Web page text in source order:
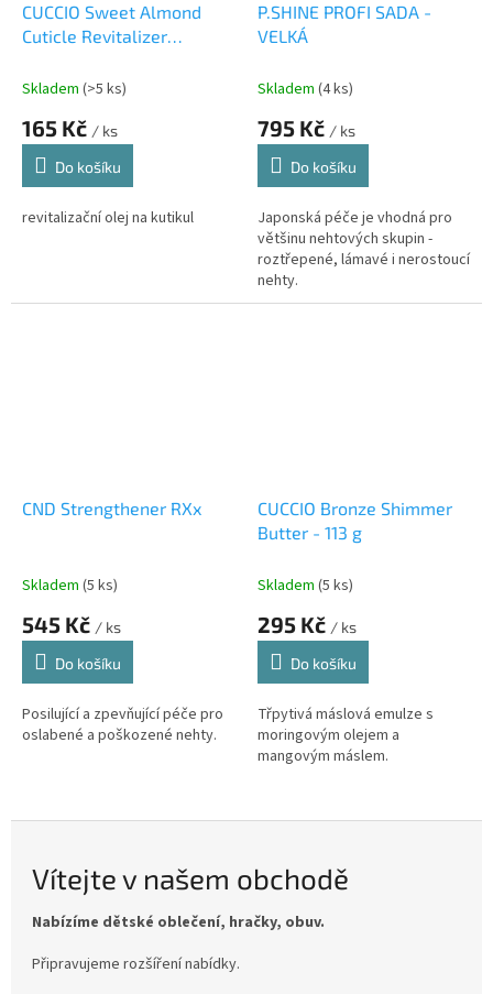
CUCCIO Sweet Almond
Cuticle Revitalizer
Skladem (>5 ks)
165 Kč / ks
Do košíku
revitalizační olej na kutikul
P.SHINE PROFI SADA -
VELKÁ
Skladem (4 ks)
795 Kč / ks
Do košíku
Japonská péče je vhodná pro
většinu nehtových skupin -
roztřepené, lámavé i nerostoucí
nehty.
CND Strengthener RXx
Skladem (5 ks)
545 Kč / ks
Do košíku
Posilující a zpevňující péče pro
oslabené a poškozené nehty.
CUCCIO Bronze Shimmer
Butter - 113 g
Skladem (5 ks)
295 Kč / ks
Do košíku
Třpytivá máslová emulze s
moringovým olejem a
mangovým máslem.
Vítejte v našem obchodě
Nabízíme dětské oblečení, hračky, obuv.
Připravujeme rozšíření nabídky.